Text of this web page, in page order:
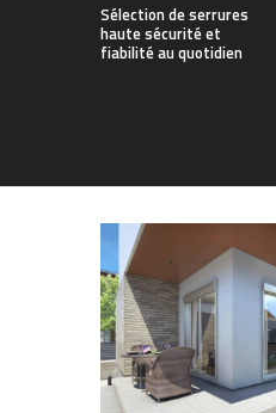
Sélection de serrures
haute sécurité et
fiabilité au quotidien